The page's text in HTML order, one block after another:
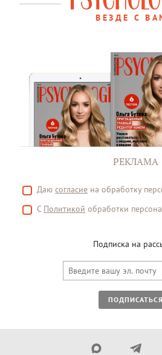
ВЕЗДЕ С
РЕКЛАМА
Даю согласие на обработку
С Политикой обработки
Подписка на
ПОДПИСАТЬСЯ